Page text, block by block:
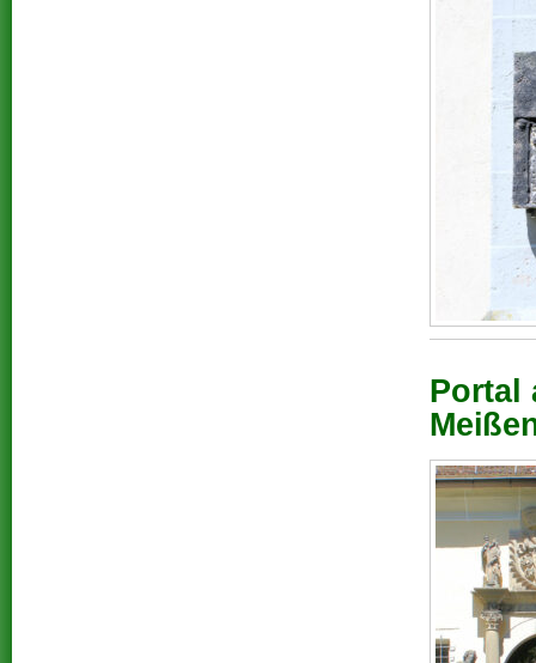
Portal